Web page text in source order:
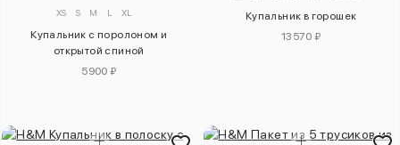
XS S M L XL
Купальник с поролоном и
открытой спиной
5900 ₽
Купальник в горошек
13570 ₽